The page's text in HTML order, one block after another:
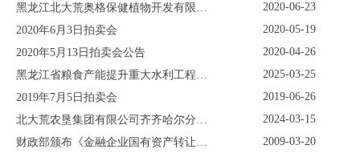
2020-06-23
2020年6月3日拍卖会
2020-05-19
2020年5月13日拍卖会公告
2020-04-26
2025-03-25
2019年7月5日拍卖会
2019-06-26
2024-03-15
2009-03-20